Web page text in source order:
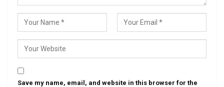
Save my name, email, and website in this browser for the